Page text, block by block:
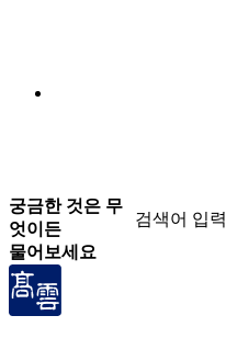
궁금한 것은 무
엇이든
물어보세요
검색어 입력